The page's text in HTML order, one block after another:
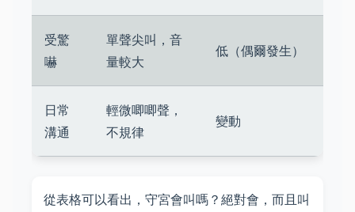
受驚
嚇
單聲尖叫，音
量較大
低（偶爾發生）
日常
溝通
輕微唧唧聲，
不規律
變動
從表格可以看出，守宮會叫嗎？絕對會，而且叫